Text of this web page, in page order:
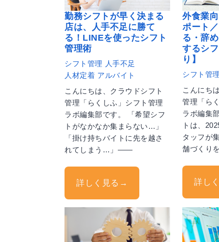
勤務シフトが早く決まる
店は、人手不足に勝て
る！LINEを使ったシフト
管理術
シフト管理 人手不足
人材定着 アルバイト
こんにちは、クラウドシフト
管理「らくしふ」シフト管理
ラボ編集部です。 「希望シフ
トがなかなか集まらない…」
「掛け持ちバイトに先を越さ
れてしまう…」——
詳しく見る→
外食業
ポート
る・辞
するシ
り】
シフト管
こんにち
管理「ら
ラボ編集
トは、
タッフが
舗づくり
詳し